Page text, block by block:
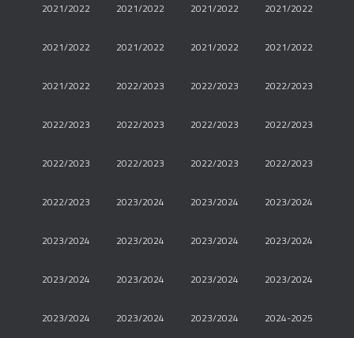
2021/2022 2021/2022 2021/2022 2021/2022
2021/2022 2021/2022 2021/2022 2021/2022
2021/2022 2022/2023 2022/2023 2022/2023
2022/2023 2022/2023 2022/2023 2022/2023
2022/2023 2022/2023 2022/2023 2022/2023
2022/2023 2023/2024 2023/2024 2023/2024
2023/2024 2023/2024 2023/2024 2023/2024
2023/2024 2023/2024 2023/2024 2023/2024
2023/2024 2023/2024 2023/2024 2024-2025